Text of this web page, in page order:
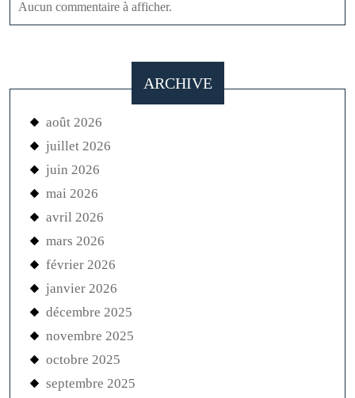
Aucun commentaire à afficher.
ARCHIVE
août 2026
juillet 2026
juin 2026
mai 2026
avril 2026
mars 2026
février 2026
janvier 2026
décembre 2025
novembre 2025
octobre 2025
septembre 2025